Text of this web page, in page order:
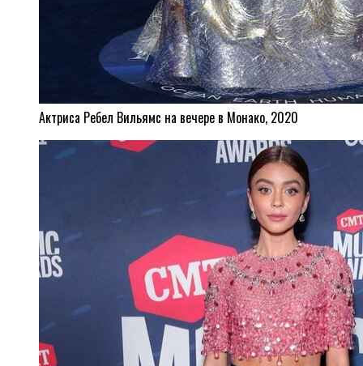
Актриса Ребел Вильямс на вечере в Монако, 2020